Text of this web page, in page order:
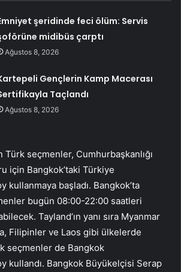
şeridinde feci ölüm: Servis
midibüs çarptı
Ağustos 8, 2026
Gençlerin Kamp Macerası
Taçlandı
Ağustos 8, 2026
Türk seçmenler, Cumhurbaşkanlığı
için Bangkok’taki Türkiye
kullanmaya başladı. Bangkok’ta
bugün 08:00-22:00 saatleri
Tayland’ın yanı sıra Myanmar
Filipinler ve Laos gibi ülkelerde
seçmenler de Bangkok
kullandı. Bangkok Büyükelçisi Serap